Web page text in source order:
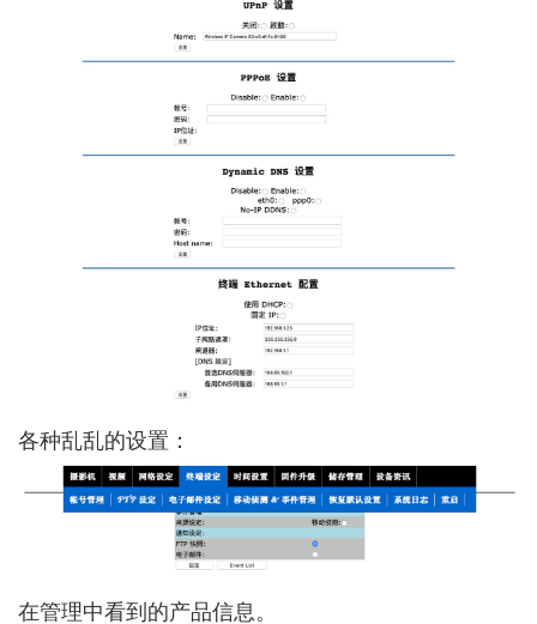
各种乱乱的设置：
在管理中看到的产品信息。